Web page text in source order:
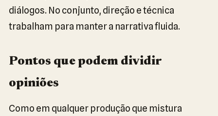
diálogos. No conjunto, direção e técnica
trabalham para manter a narrativa fluida.
Pontos que podem dividir
opiniões
Como em qualquer produção que mistura